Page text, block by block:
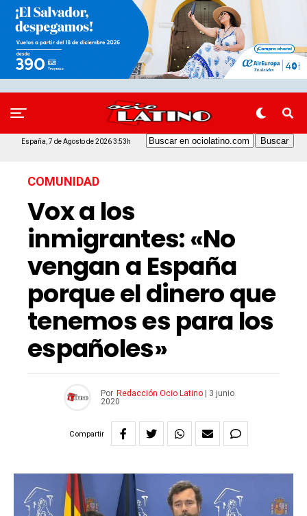
España, 7 de Agosto de 2026 3:53h
COMUNIDAD
Vox a los
inmigrantes: «No
vengan a España
porque el dinero que
tenemos es para los
españoles»
Por Redacción Ocio Latino
3 junio
2020
Compartir